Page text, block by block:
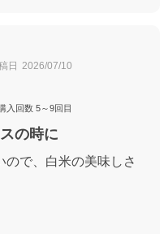
日 2026/07/10
入回数 5～9回目
の時に
ので、白米の美味しさ